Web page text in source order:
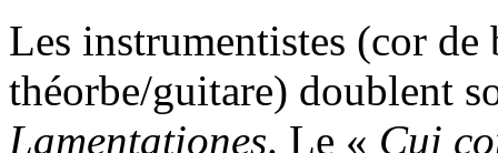
Les instrumentistes (cor de
théorbe/guitare) doublent
Lamentationes. Le « Cui